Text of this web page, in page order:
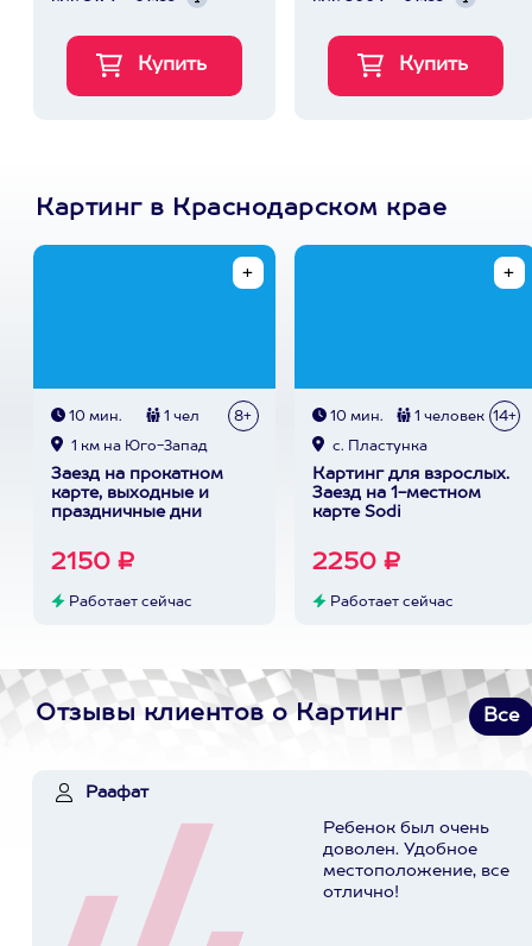
Картинг в Краснодарском крае
10 мин. 1 чел 8+
1 км на Юго-Запад
Заезд на прокатном
карте, выходные и
праздничные дни
2150 ₽
Работает сейчас
10 мин. 1 человек 14+
с. Пластунка
Картинг для взрослых.
Заезд на 1-местном
карте Sodi
2250 ₽
Работает сейчас
Отзывы клиентов о Картинг Все
Раафат
Ребенок был очень
доволен. Удобное
местоположение, все
отлично!